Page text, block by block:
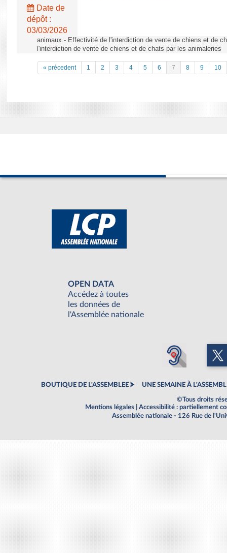
Date de
dépôt :
03/03/2026
animaux - Effectivité de l'interdiction de vente de chiens et de
l'interdiction de vente de chiens et de chats par les animaleries
« précedent 1 2 3 4 5 6 7 8 9 10
OPEN DATA
Accédez à toutes
les données de
l'Assemblée nationale
BOUTIQUE DE L'ASSEMBLEE UNE SEMAINE À
©Tous droits
Mentions légales
Accessibilité : partiellement
Assemblée nationale - 126 Rue de